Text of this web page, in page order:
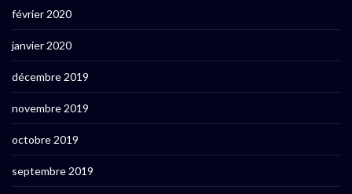
février 2020
janvier 2020
décembre 2019
novembre 2019
octobre 2019
septembre 2019